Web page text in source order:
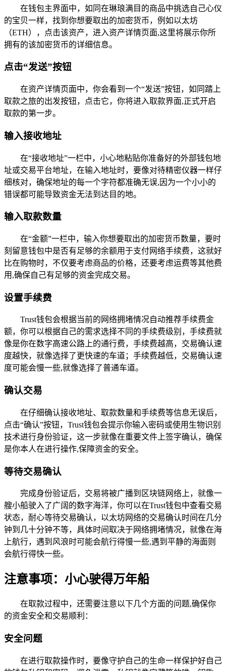
在钱包主界面中，如同在琳琅满目的商品中挑选自己心仪
的宝贝一样，找到你想要取出的加密货币，例如以太坊
（ETH），点击该资产，进入资产详情页面,这里将展示你所
拥有的该加密货币的详细信息。
点击“发送”按钮
在资产详情页面中，你会看到一个“发送”按钮，如同踏上
取款之旅的出发按钮，点击它，你将进入取款界面,正式开启
取款的第一步。
输入接收地址
在“接收地址”一栏中，小心地粘贴你准备好的外部钱包地
址或交易平台地址，在输入地址时，要像对待精密仪器一样仔
细核对，确保地址的每一个字符都准确无误,因为一个小小的
错误都可能导致资金无法到达目的地。
输入取款数量
在“金额”一栏中，输入你想要取出的加密货币数量，要时
刻留意钱包中是否有足够的余额用于支付网络手续费，这就好
比在购物时，不仅要考虑商品的价格，还要考虑运费等其他费
用,确保自己有足够的资金完成交易。
设置手续费
Trust钱包会根据当前的网络拥堵情况自动推荐手续费金
额，你可以根据自己的需求选择不同的手续费级别，手续费就
像是你在数字高速公路上的通行费，手续费越高，交易确认速
度越快，就像选择了更快速的车道；手续费越低，交易确认速
度可能会慢一些,就像选择了普通车道。
确认交易
在仔细确认接收地址、取款数量和手续费等信息无误后，
点击“确认”按钮，Trust钱包会提示你输入密码或使用生物识别
技术进行身份验证，这一步就像在重要文件上签字确认，确保
是你本人在进行操作,保障资金的安全。
等待交易确认
完成身份验证后，交易将被广播到区块链网络上，就像一
艘小船驶入了广阔的数字海洋，你可以在Trust钱包中查看交易
状态，耐心等待交易确认，以太坊网络的交易确认时间在几分
钟到几十分钟不等，具体时间取决于网络拥堵情况，就像在海
上航行，遇到风浪时可能会航行得慢一些,遇到平静的海面则
会航行得快一些。
注意事项：小心驶得万年船
在取款过程中，还需要注意以下几个方面的问题,确保你
的资金安全和交易顺利：
安全问题
在进行取款操作时，要像守护自己的生命一样保护好自己